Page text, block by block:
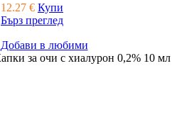
12.27 € Купи
Бърз преглед
Добави в любими